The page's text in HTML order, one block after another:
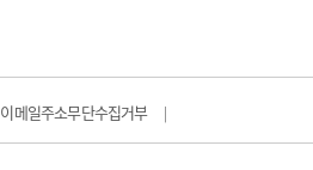
이메일주소무단수집거부 |